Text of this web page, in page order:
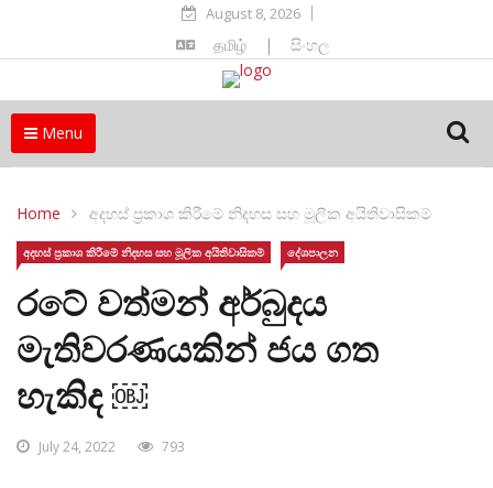
August 8, 2026
தமிழ் | සිංහල
Menu
Home අදහස් ප්‍රකාශ කිරීමේ නිදහස සහ මූලික අයිතිවාසිකම්
අදහස් ප්‍රකාශ කිරීමේ නිදහස සහ මූලික අයිතිවාසිකම් දේශපාලන
රටේ වත්මන් අර්බුදය
මැතිවරණයකින් ජය ගත
හැකිද ￼
July 24, 2022 793